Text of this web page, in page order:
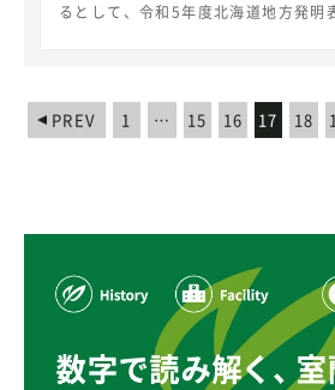
び家族のお陰でこのような受賞がで
るとして、令和5年度北海道地方発明
とを目的としたショベルに関するも
構A-STEP機能検証フェーズタイプ（
軽減に寄与しています。 発表者吉成哲、藤木裕行、柴田
義光、空閑良壽ほか浅香工業(株)、北
発表タイトル人間工学に基づく負担軽
登録第1709092号） 吉成教授による受賞コメントこの度
は、北海道地方発明表彰発明協会会
各位に感謝申し上げます。産学官連
果を評価いただき大変光栄に存じま
PREV 1 … 15 16 17 18